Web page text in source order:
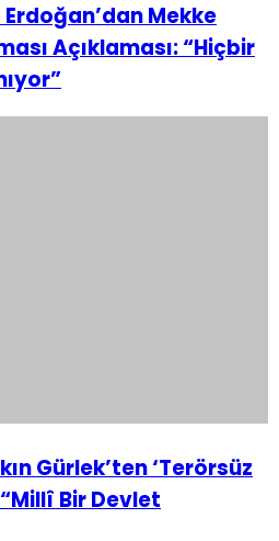
Mekke
Açıklaması: “Hiçbir
Gürlek’ten ‘Terörsüz
Bir Devlet